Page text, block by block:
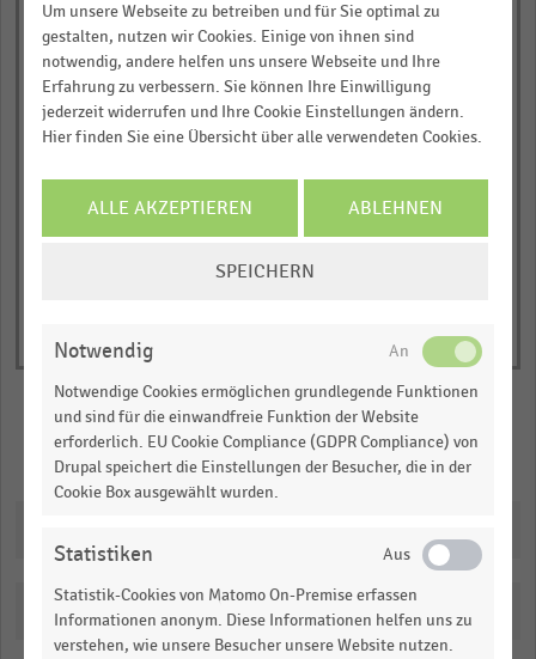
categories.
The
chart
has
displaying
Euro.
Range:
1.05189.
View
table.
2006/20072008/20092010/20112012/20132014/20152016/20172018/20192020/20212022/20232024/2025
interactive
Download als Excel, PNG, PDF
… und vieles mehr!
JETZT INFORMIEREN
Merken Teilen
Katalogisierung
Um unsere Webseite zu betreiben und für Sie optimal zu
gestalten, nutzen wir Cookies. Einige von ihnen sind
notwendig, andere helfen uns unsere Webseite und Ihre
Erfahrung zu verbessern. Sie können Ihre Einwilligung
jederzeit widerrufen und Ihre Cookie Einstellungen ändern.
Hier finden Sie eine Übersicht über alle verwendeten Cookies.
ALLE AKZEPTIEREN ABLEHNEN
SPEICHERN
Notwendig
Notwendige Cookies ermöglichen grundlegende Funktionen
und sind für die einwandfreie Funktion der Website
erforderlich. EU Cookie Compliance (GDPR Compliance) von
Drupal speichert die Einstellungen der Besucher, die in der
Cookie Box ausgewählt wurden.
Statistiken
Statistik-Cookies von Matomo On-Premise erfassen
Informationen anonym. Diese Informationen helfen uns zu
verstehen, wie unsere Besucher unsere Website nutzen.